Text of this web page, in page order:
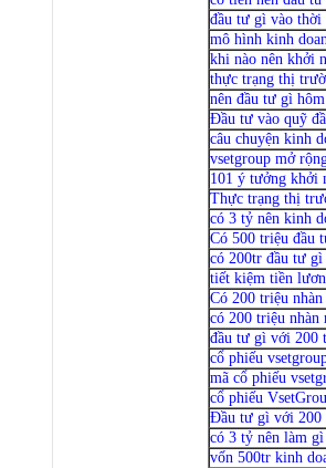
đầu tư gì vào thời
mô hình kinh
khi nào nên khởi
thực trạng thị
nên đầu tư gì
Đầu tư vào quỹ
câu chuyện kinh
vsetgroup mở
101 ý tưởng khởi
Thực trạng thị
có 3 tỷ nên kinh
Có 500 triệu đầu
có 200tr đầu tư gì
tiết kiệm tiền
Có 200 triệu
có 200 triệu
đầu tư gì với 200
cổ phiếu
mã cổ phiếu
cổ phiếu
Đầu tư gì với 200
có 3 tỷ nên làm gì
vốn 500tr kinh